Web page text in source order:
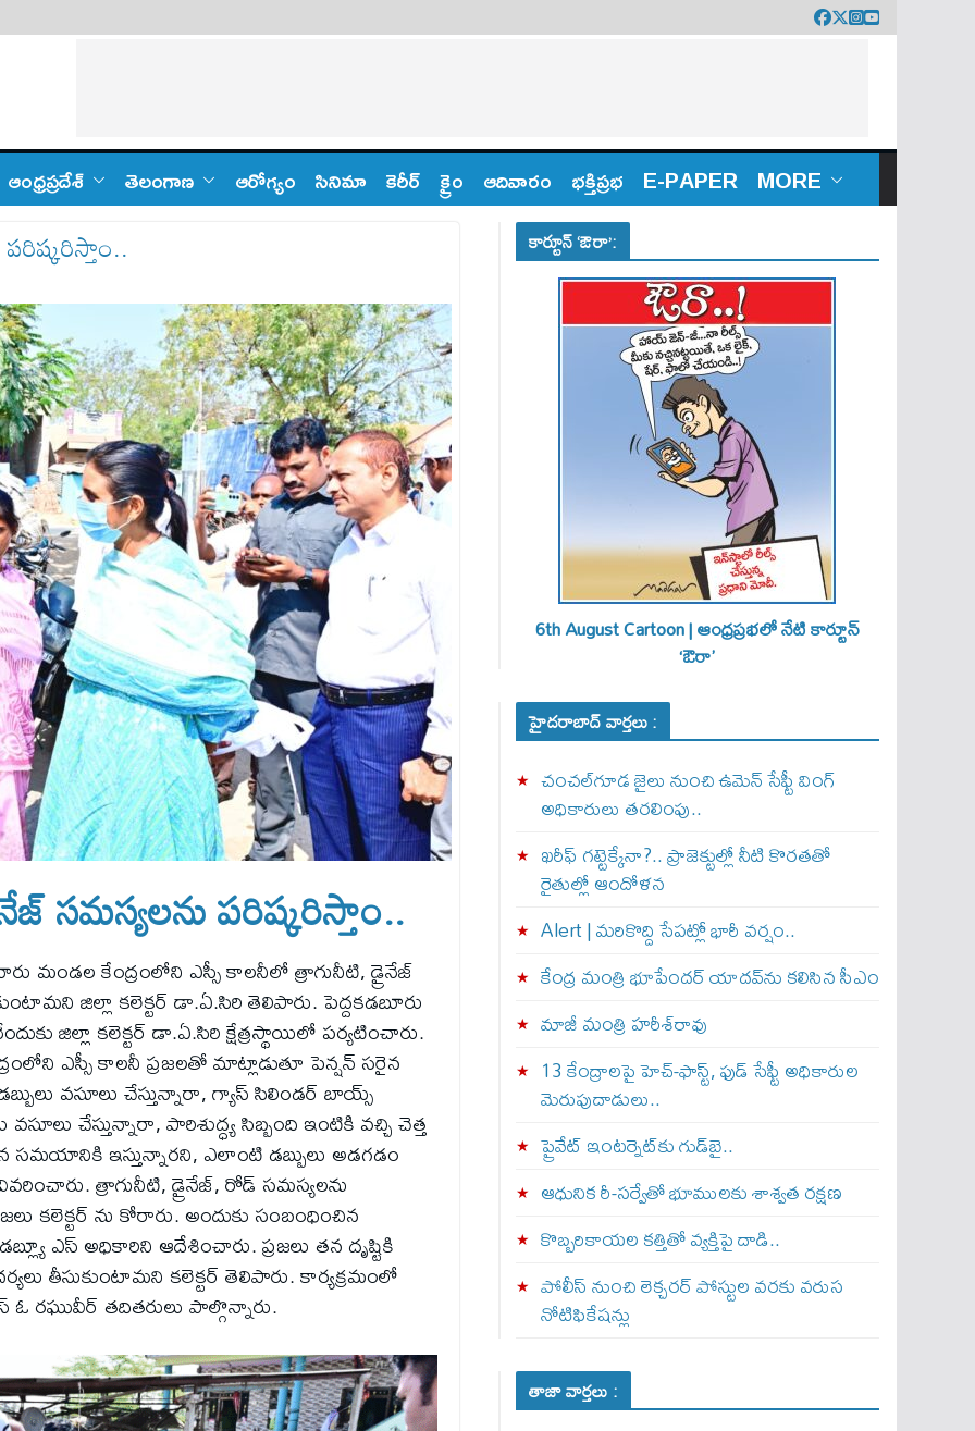
ఆంధ్ర‌ప్ర‌దేశ్ తెలంగాణ‌ ఆరోగ్యం సినిమా కెరీర్ క్రైం ఆదివారం భక్తిప్రభ E-PAPER MORE
సమస్యలను పరిష్కరిస్తాం..
మండల కేంద్రంలోని ఎస్సీ కాలనీలో త్రాగునీటి, డ్రైనేజ్
జిల్లా కలెక్టర్ డా.ఏ.సిరి తెలిపారు. పెద్దకడబూరు
జిల్లా కలెక్టర్ డా.ఏ.సిరి క్షేత్రస్థాయిలో పర్యటించారు.
ఎస్సీ కాలనీ ప్రజలతో మాట్లాడుతూ పెన్షన్ సరైన
వసూలు చేస్తున్నారా, గ్యాస్ సిలిండర్ బాయ్స్
చేస్తున్నారా, పారిశుద్ధ్య సిబ్బంది ఇంటికి వచ్చి చెత్త
సమయానికి ఇస్తున్నారని, ఎలాంటి డబ్బులు అడగడం
త్రాగునీటి, డ్రైనేజ్, రోడ్ సమస్యలను
కలెక్టర్ ను కోరారు. అందుకు సంబంధించిన
ఎస్ అధికారిని ఆదేశించారు. ప్రజలు తన దృష్టికి
తీసుకుంటామని కలెక్టర్ తెలిపారు. కార్యక్రమంలో
రఘువీర్ తదితరులు పాల్గొన్నారు.
కార్టూన్ ‘ఔరా’:
6th August Cartoon | ఆంధ్రప్రభలో నేటి కార్టూన్
‘ఔరా’
హైదరాబాద్ వార్తలు :
చంచల్‌గూడ జైలు నుంచి ఉమెన్ సేఫ్టీ వింగ్
అధికారులు తరలింపు..
ఖరీఫ్ గట్టెక్కేనా?.. ప్రాజెక్టుల్లో నీటి కొరతతో
రైతుల్లో ఆందోళన
Alert | మ‌రికొద్ది సేప‌ట్లో భారీ వ‌ర్షం..
కేంద్ర మంత్రి భూపేందర్ యాదవ్‌ను కలిసిన సీఎం
మాజీ మంత్రి హరీశ్‌రావు
13 కేంద్రాలపై హెచ్-ఫాస్ట్, ఫుడ్ సేఫ్టీ అధికారుల
మెరుపుదాడులు..
ప్రైవేట్‌ ఇంటర్నెట్‌కు గుడ్‌బై..
ఆధునిక రీ-సర్వేతో భూములకు శాశ్వత రక్షణ
కొబ్బరికాయల కత్తితో వ్యక్తిపై దాడి..
పోలీస్ నుంచి లెక్చరర్ పోస్టుల వరకు వరుస
నోటిఫికేషన్లు
తాజా వార్తలు :